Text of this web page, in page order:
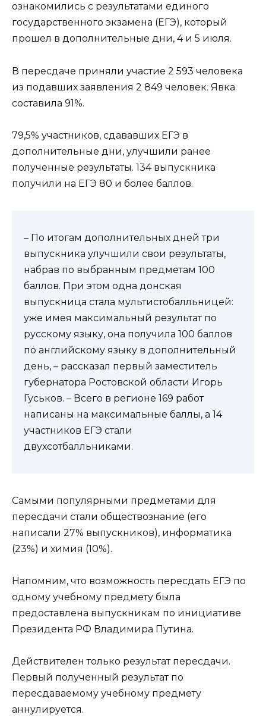
ознакомились с результатами единого
государственного экзамена (ЕГЭ), который
прошел в дополнительные дни, 4 и 5 июля.
В пересдаче приняли участие 2 593 человека
из подавших заявления 2 849 человек. Явка
составила 91%.
79,5% участников, сдававших ЕГЭ в
дополнительные дни, улучшили ранее
полученные результаты. 134 выпускника
получили на ЕГЭ 80 и более баллов.
– По итогам дополнительных дней три
выпускника улучшили свои результаты,
набрав по выбранным предметам 100
баллов. При этом одна донская
выпускница стала мультистобалльницей:
уже имея максимальный результат по
русскому языку, она получила 100 баллов
по английскому языку в дополнительный
день, – рассказал первый заместитель
губернатора Ростовской области Игорь
Гуськов. – Всего в регионе 169 работ
написаны на максимальные баллы, а 14
участников ЕГЭ стали
двухсотбалльниками.
Самыми популярными предметами для
пересдачи стали обществознание (его
написали 27% выпускников), информатика
(23%) и химия (10%).
Напомним, что возможность пересдать ЕГЭ по
одному учебному предмету была
предоставлена выпускникам по инициативе
Президента РФ Владимира Путина.
Действителен только результат пересдачи.
Первый полученный результат по
пересдаваемому учебному предмету
аннулируется.